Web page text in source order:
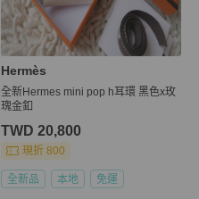
Hermès
全新Hermes mini pop h耳環 黑色x玫
瑰金釦
TWD 20,800
現折 800
全新品 本地 免運